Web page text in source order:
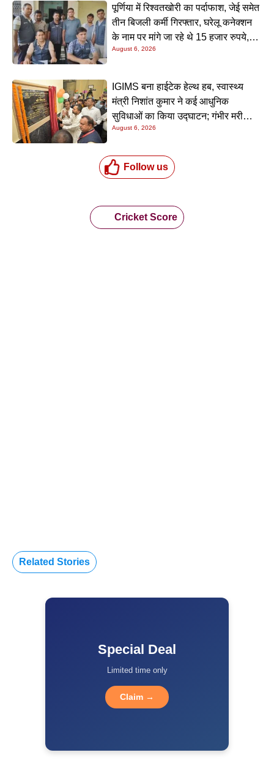
पूर्णिया में रिश्वतखोरी का पर्दाफाश, जेई समेत
तीन बिजली कर्मी गिरफ्तार, घरेलू कनेक्शन
के नाम पर मांगे जा रहे थे 15 हजार रुपये,
निगरानी टीम ने रंगे हाथ पकड़ा
August 6, 2026
IGIMS बना हाईटेक हेल्थ हब, स्वास्थ्य
मंत्री निशांत कुमार ने कई आधुनिक
सुविधाओं का किया उद्घाटन; गंभीर मरीजों
के इलाज में आएगा बड़ा सुधार
August 6, 2026
Follow us
Cricket Score
Related Stories
Special Deal
Limited time only
Claim →